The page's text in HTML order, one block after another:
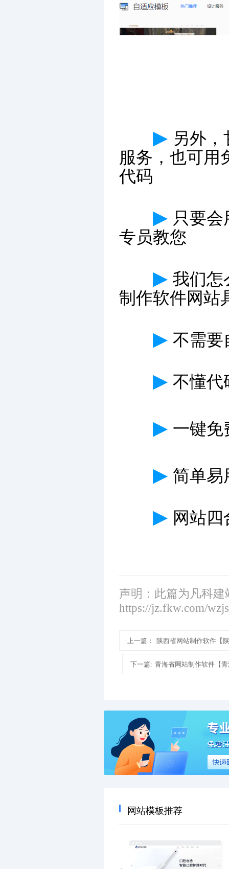
▶ 另外
服务，也可用
代码
▶ 只要
专员教您
▶ 我们怎
制作软件网站
▶ 不需要
▶ 不懂代
▶ 一键免
▶ 简单易
▶ 网站四
声明：此篇为凡科
https://jz.fkw.com/
上一篇： 陕西省网站制作软件【
下一篇: 青海省网站制作软件【
网站模板推荐